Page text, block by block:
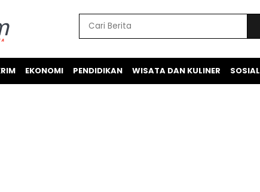
EKONOMI PENDIDIKAN WISATA DAN KULINER SOSIAL